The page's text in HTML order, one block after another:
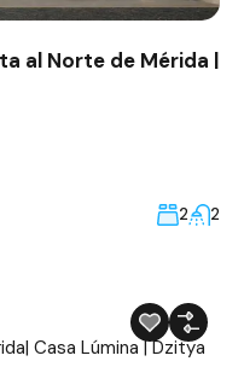
al Norte de Mérida |
2 2